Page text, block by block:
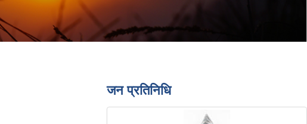
जन प्रतिनिधि